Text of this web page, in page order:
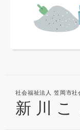
社会福祉法人 笠岡市社
新川こ